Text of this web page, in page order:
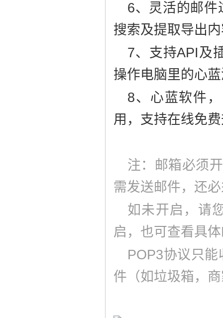
6、灵活的邮件
搜索及提取导出
7、支持API及
操作电脑里的心
8、心蓝软件
用，支持在线免
注：邮箱必须
需发送邮件，还
如未开启，请
启，也可查看具
POP3协议只
件（如垃圾箱，